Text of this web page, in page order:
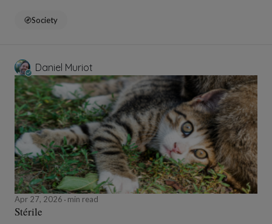
Society
Daniel Muriot
Apr 27, 2026 min read
Stérile